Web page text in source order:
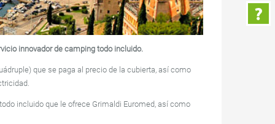
innovador de camping todo incluido.
que se paga al precio de la cubierta, así como
incluido que le ofrece Grimaldi Euromed, así como